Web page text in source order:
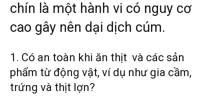
chín là một hành vi có nguy cơ
cao gây nên dại dịch cúm.
1. Có an toàn khi ăn thịt và các sản
phẩm từ động vật, ví dụ như gia cầm,
trứng và thịt lợn?